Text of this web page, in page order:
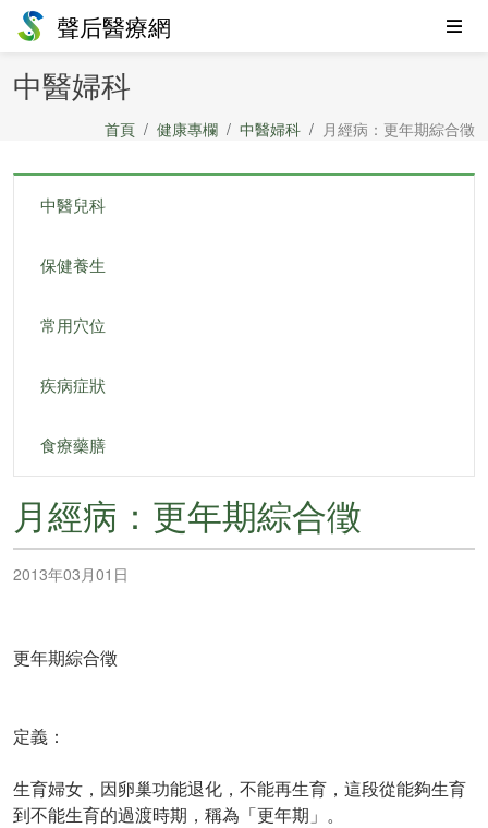
聲后醫療網
中醫婦科
首頁 健康專欄 中醫婦科 月經病：更年期綜合徵
中醫兒科
保健養生
常用穴位
疾病症狀
食療藥膳
月經病：更年期綜合徵
2013年03月01日
更年期綜合徵
定義：
生育婦女，因卵巢功能退化，不能再生育，這段從能夠生育
到不能生育的過渡時期，稱為「更年期」。